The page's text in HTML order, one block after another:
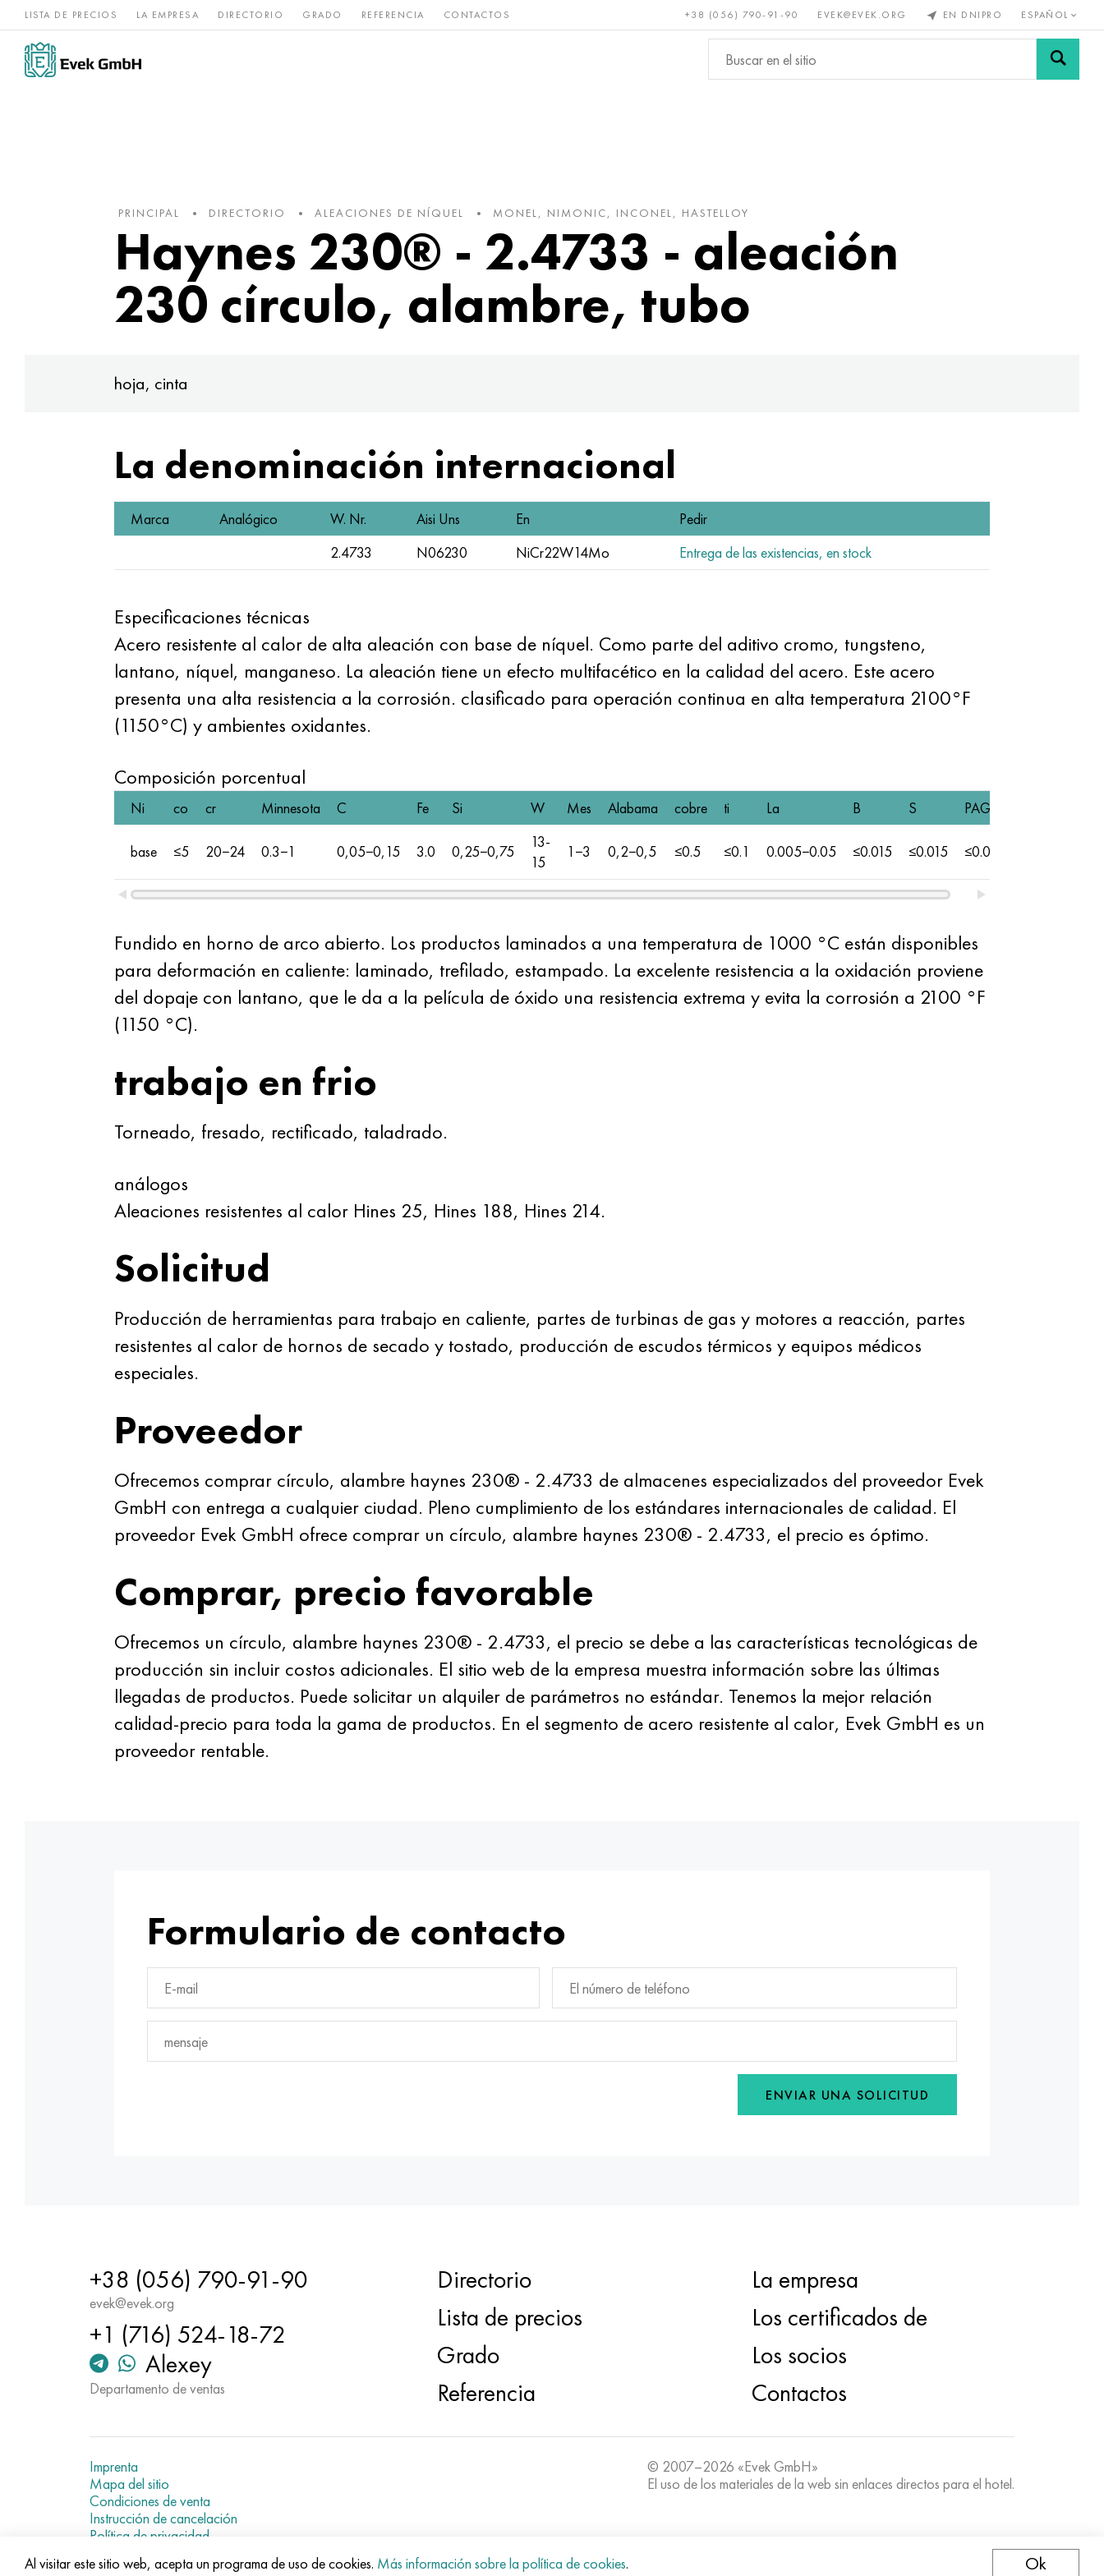
LISTA DE PRECIOS LA EMPRESA DIRECTORIO GRADO REFERENCIA CONTACTOS +38 (056) 790-91-90 EVEK@EVEK.ORG EN DNIPRO ESPAÑOL
Aleaciones de
níquel
acero Raro y Bronce, cobre, Metales no
ferrosos
Aleación de Mallas y
PRINCIPAL DIRECTORIO ALEACIONES DE NÍQUEL MONEL, NIMONIC, INCONEL, HASTELLOY
Haynes 230® - 2.4733 - aleación
230 círculo, alambre, tubo
hoja, cinta
La denominación internacional
Marca Analógico W. Nr. Aisi Uns En
Pedir
2.4733
N06230 NiCr22W14Mo Entrega de las existencias, en stock
Especificaciones técnicas
Acero resistente al calor de alta aleación con base de níquel. Como parte del aditivo cromo, tungsteno,
lantano, níquel, manganeso. La aleación tiene un efecto multifacético en la calidad del acero. Este acero
presenta una alta resistencia a la corrosión. clasificado para operación continua en alta temperatura 2100°F
(1150°C) y ambientes oxidantes.
Composición porcentual
Ni co cr Minnesota C Fe Si W Mes Alabama cobre ti La B S PAG
base ≤5 20−24 0.3−1 0,05−0,15 3.0 0,25−0,75
13-
15
1−3 0,2−0,5 ≤0.5 ≤0.1 0.005−0.05 ≤0.015 ≤0.015 ≤0.03
Fundido en horno de arco abierto. Los productos laminados a una temperatura de 1000 °C están disponibles
para deformación en caliente: laminado, trefilado, estampado. La excelente resistencia a la oxidación proviene
del dopaje con lantano, que le da a la película de óxido una resistencia extrema y evita la corrosión a 2100 °F
(1150 °C).
trabajo en frio
Torneado, fresado, rectificado, taladrado.
análogos
Aleaciones resistentes al calor Hines 25, Hines 188, Hines 214.
Solicitud
Producción de herramientas para trabajo en caliente, partes de turbinas de gas y motores a reacción, partes
resistentes al calor de hornos de secado y tostado, producción de escudos térmicos y equipos médicos
especiales.
Proveedor
Ofrecemos comprar círculo, alambre haynes 230® - 2.4733 de almacenes especializados del proveedor Evek
GmbH con entrega a cualquier ciudad. Pleno cumplimiento de los estándares internacionales de calidad. El
proveedor Evek GmbH ofrece comprar un círculo, alambre haynes 230® - 2.4733, el precio es óptimo.
Comprar, precio favorable
Ofrecemos un círculo, alambre haynes 230® - 2.4733, el precio se debe a las características tecnológicas de
producción sin incluir costos adicionales. El sitio web de la empresa muestra información sobre las últimas
llegadas de productos. Puede solicitar un alquiler de parámetros no estándar. Tenemos la mejor relación
calidad-precio para toda la gama de productos. En el segmento de acero resistente al calor, Evek GmbH es un
proveedor rentable.
Formulario de contacto
ENVIAR UNA SOLICITUD
+38 (056) 790-91-90
evek@evek.org
+1 (716) 524-18-72
Alexey
Departamento de ventas
Directorio
Lista de precios
Grado
Referencia
La empresa
Los certificados de
Los socios
Contactos
Imprenta
Mapa del sitio
Condiciones de venta
Instrucción de cancelación
Política de privacidad
Current metal prices
© 2007–2026 «Evek GmbH»
El uso de los materiales de la web sin enlaces directos para el hotel.
Al visitar este sitio web, acepta un programa de uso de cookies. Más información sobre la política de cookies. Ok